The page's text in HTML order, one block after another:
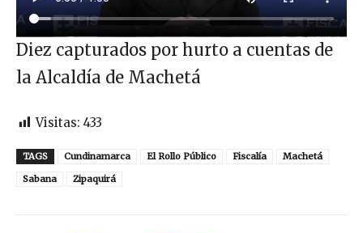
Diez capturados por hurto a cuentas de
la Alcaldía de Machetá
Visitas: 433
TAGS Cundinamarca El Rollo Público Fiscalía
Machetá
Sabana
Zipaquirá